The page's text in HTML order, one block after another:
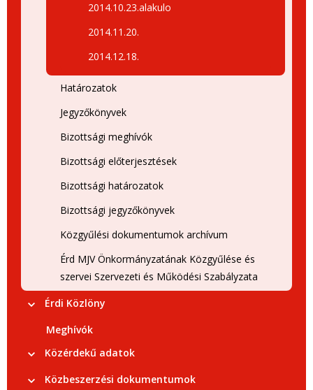
2014.10.23.alakulo
2014.11.20.
2014.12.18.
Határozatok
Jegyzőkönyvek
Bizottsági meghívók
Bizottsági előterjesztések
Bizottsági határozatok
Bizottsági jegyzőkönyvek
Közgyűlési dokumentumok archívum
Érd MJV Önkormányzatának Közgyűlése és
szervei Szervezeti és Működési Szabályzata
Érdi Közlöny
Meghívók
Közérdekű adatok
Közbeszerzési dokumentumok